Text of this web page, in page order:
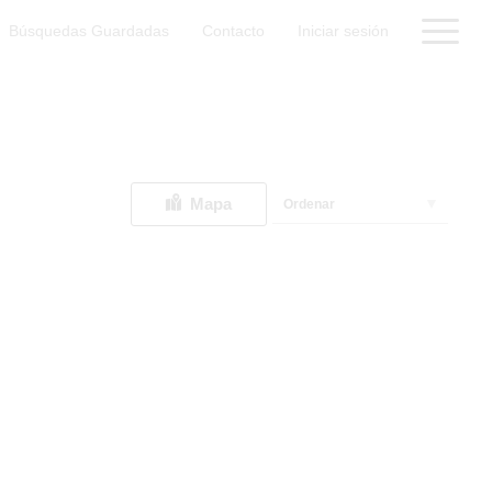
Búsquedas Guardadas Contacto Iniciar sesión
Mapa Ordenar